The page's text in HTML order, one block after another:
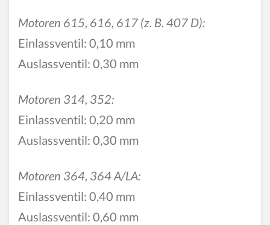
Motoren 615, 616, 617 (z. B. 407 D):
Einlassventil: 0,10 mm
Auslassventil: 0,30 mm
Motoren 314, 352:
Einlassventil: 0,20 mm
Auslassventil: 0,30 mm
Motoren 364, 364 A/LA:
Einlassventil: 0,40 mm
Auslassventil: 0,60 mm